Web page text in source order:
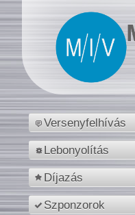
Versenyfelhívás
Lebonyolítás
Díjazás
Szponzorok